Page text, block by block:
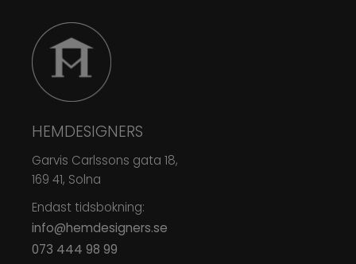
HEMDESIGNERS
Garvis Carlssons gata 18,
169 41, Solna
Endast tidsbokning:
info@hemdesigners.se
073 444 98 99